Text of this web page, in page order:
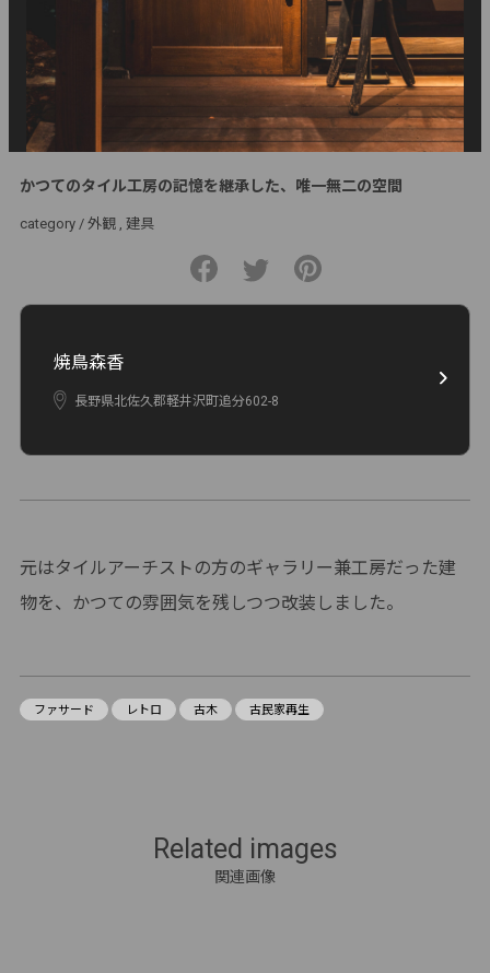
かつてのタイル工房の記憶を継承した、唯一無二の空間
category / 外観 建具
焼鳥森香
長野県北佐久郡軽井沢町追分602-8
元はタイルアーチストの方のギャラリー兼工房だった建
物を、かつての雰囲気を残しつつ改装しました。
ファサード レトロ 古木 古民家再生
Related images
関連画像